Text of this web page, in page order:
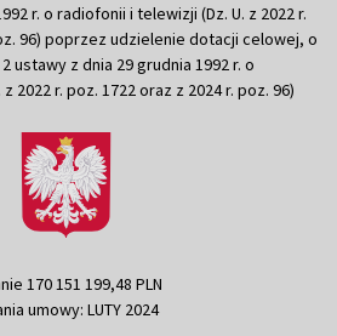
r. o radiofonii i telewizji (Dz. U. z 2022 r.
96) poprzez udzielenie dotacji celowej, o
ustawy z dnia 29 grudnia 1992 r. o
2022 r. poz. 1722 oraz z 2024 r. poz. 96)
170 151 199,48 PLN
umowy: LUTY 2024